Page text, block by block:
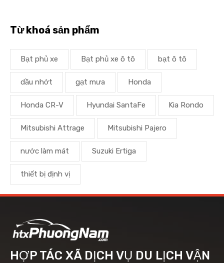
Từ khoá sản phẩm
Bạt phủ xe Bạt phủ xe ô tô bạt ô tô
dầu nhớt gạt mưa Honda
Honda CR-V Hyundai SantaFe Kia Rondo
Mitsubishi Attrage Mitsubishi Pajero
nước làm mát Suzuki Ertiga
thiết bị định vị
HỢP TÁC XÃ DỊCH VỤ DU LỊCH VẬN